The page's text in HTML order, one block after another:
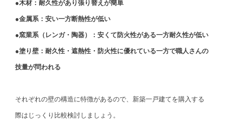
●木材：耐久性があり張り替えが簡単
●金属系：安い一方断熱性が低い
●窯業系（レンガ・陶器）：安くて防火性がある一方耐久性が低い
●塗り壁：耐久性・遮熱性・防火性に優れている一方で職人さんの
技量が問われる
それぞれの壁の構造に特徴があるので、新築一戸建てを購入する
際はじっくり比較検討しましょう。